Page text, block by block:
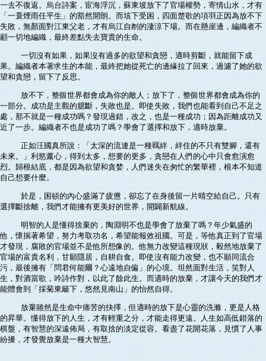
一去不復返。烏台詩案，宦海浮沉，蘇東坡放下了官場權勢，寄情山水，才有
「一蓑煙雨任平生」的豁然開朗。而垓下受困，四面楚歌的項羽正因為放不下
失敗，無顏面對江東父老，才有烏江自刎的淒涼下場。而在懸崖邊，編織者不
顧一切地編織，最終差點失去寶貴的生命。
一切沒有如果，如果沒有過多的欲望和貪戀，適時剪斷，就能留下成
果。編織者本著求生的本能，最終把她從死亡的邊緣拉了回來，過濾了她的欲
望和貪戀，留下了反思。
放不下，整個世界都會成為你的敵人；放下了，整個世界都會成為你的
一部分。成功是主觀的臆斷，失敗也是。即使失敗，我們也能看到自己不足之
處，那不就是一種成功嗎？發現過錯，改之，也是一種成功；因為距離成功又
近了一步。編織者不也是成功了嗎？學會了選擇和放下，適時放棄。
正如汪國真所說：「太深的流連是一種羈絆，絆住的不只有雙腳，還有
未來。」利慾薰心，得到太多，想要的更多，貪戀在人們的心中只會愈演愈
烈。歸根結底，都是因為欲望和貪婪，人們迷失在匆忙的繁華裡，根本不知道
自己想要什麼。
於是，困頓的內心盛滿了疲憊，卻忘了在身後留一片晴空給自己。只有
選擇斷捨離，我們才能擁有更美好的世界，開闢新航線。
明智的人是懂得捨棄的，陶淵明不也是學會了放棄了嗎？年少氣盛的
他，懷揣著希望，努力考取功名，希望能報效祖國。可是，等他真正到了官場
才發現，腐敗的官場並不是他所想像的。他無力改變這種現狀，毅然地放棄了
官場的富貴名利，甘願隱居，自耕自食。即使沒有能力改變，也不願同流合
污，最後擁有「問君何能爾？心遠地自偏」的心境。坦然面對生活，笑對人
生，對酒當歌，吟詩作對，以此了餘此生。而適時的放棄，才讓今天的我們才
能體會到「採菊東籬下，悠然見南山」的怡然自得。
放棄雖然是生命中痛苦的抉擇，但適時的放下是心靈的洗滌，更是人格
的昇華。懂得放下的人生，才有輕重之分，才能走得更遠。人生如高低錯落的
棋盤，有智慧的深遠佈局，有取捨的淡定從容。看盡了花開花落，見慣了人事
紛擾，才發覺放棄是一種大智慧。